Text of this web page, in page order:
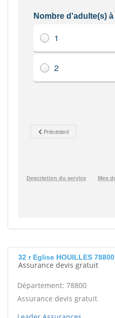
32 r Eglise HOUILLES 78800
Assurance devis gratuit
Département: 78800
Assurance devis gratuit